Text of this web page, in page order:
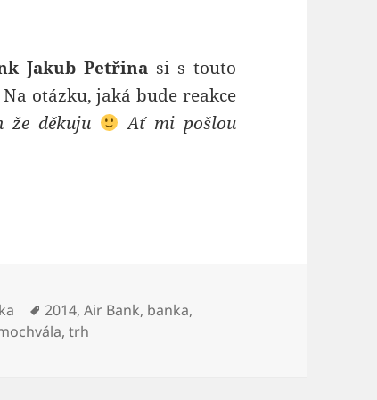
Jakub Petřina si s touto
otázku, jaká bude reakce
že děkuju
Ať mi pošlou
Štítky:
2014,Air Bank, banka,
,trh